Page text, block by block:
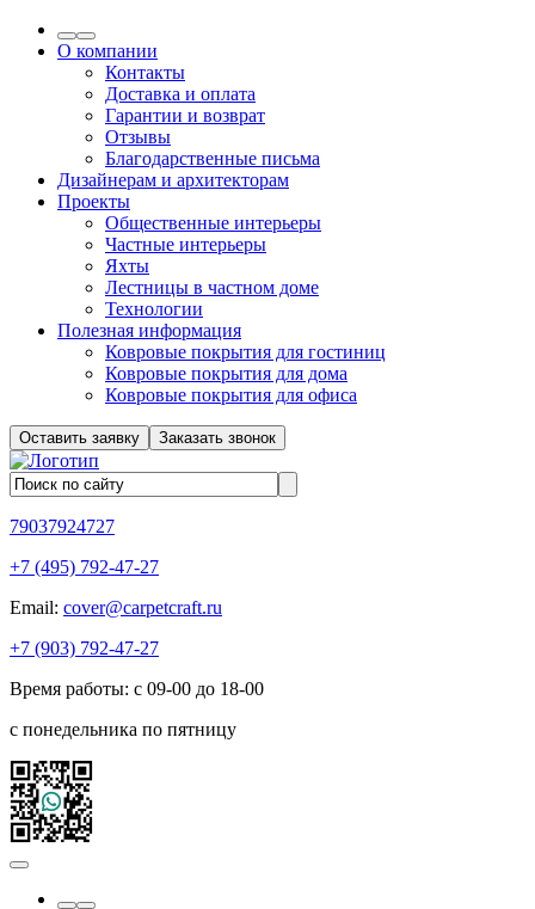
О компании
Контакты
Доставка и оплата
Гарантии и возврат
Отзывы
Благодарственные письма
Дизайнерам и архитекторам
Проекты
Общественные интерьеры
Частные интерьеры
Яхты
Лестницы в частном доме
Технологии
Полезная информация
Ковровые покрытия для гостиниц
Ковровые покрытия для дома
Ковровые покрытия для офиса
Оставить заявку Заказать звонок
79037924727
+7 (495) 792-47-27
Email: cover@carpetcraft.ru
+7 (903) 792-47-27
Время работы: с 09-00 до 18-00
с понедельника по пятницу